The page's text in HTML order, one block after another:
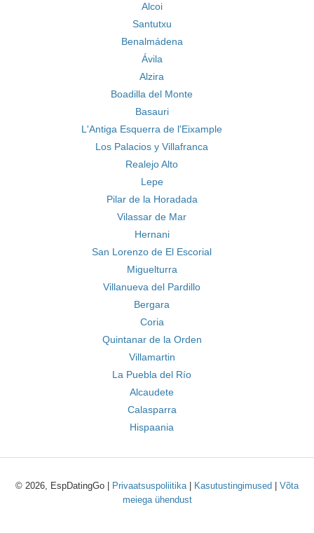
Alcoi
Santutxu
Benalmádena
Ávila
Alzira
Boadilla del Monte
Basauri
L'Antiga Esquerra de l'Eixample
Los Palacios y Villafranca
Realejo Alto
Lepe
Pilar de la Horadada
Vilassar de Mar
Hernani
San Lorenzo de El Escorial
Miguelturra
Villanueva del Pardillo
Bergara
Coria
Quintanar de la Orden
Villamartin
La Puebla del Río
Alcaudete
Calasparra
Hispaania
© 2026, EspDatingGo | Privaatsuspoliitika| Kasutustingimused
Võta
meiega ühendust